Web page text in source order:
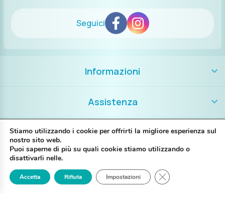
Login Registrati
Seguici
Informazioni
Assistenza
Contatti
+39 389 8986018
P. IVA IT02697130397
Stiamo utilizzando i cookie per offrirti la migliore esperienza sul
nostro sito web.
Puoi saperne di più su quali cookie stiamo utilizzando o
disattivarli nelle.
Accetta Rifiuta Impostazioni Close GDPR